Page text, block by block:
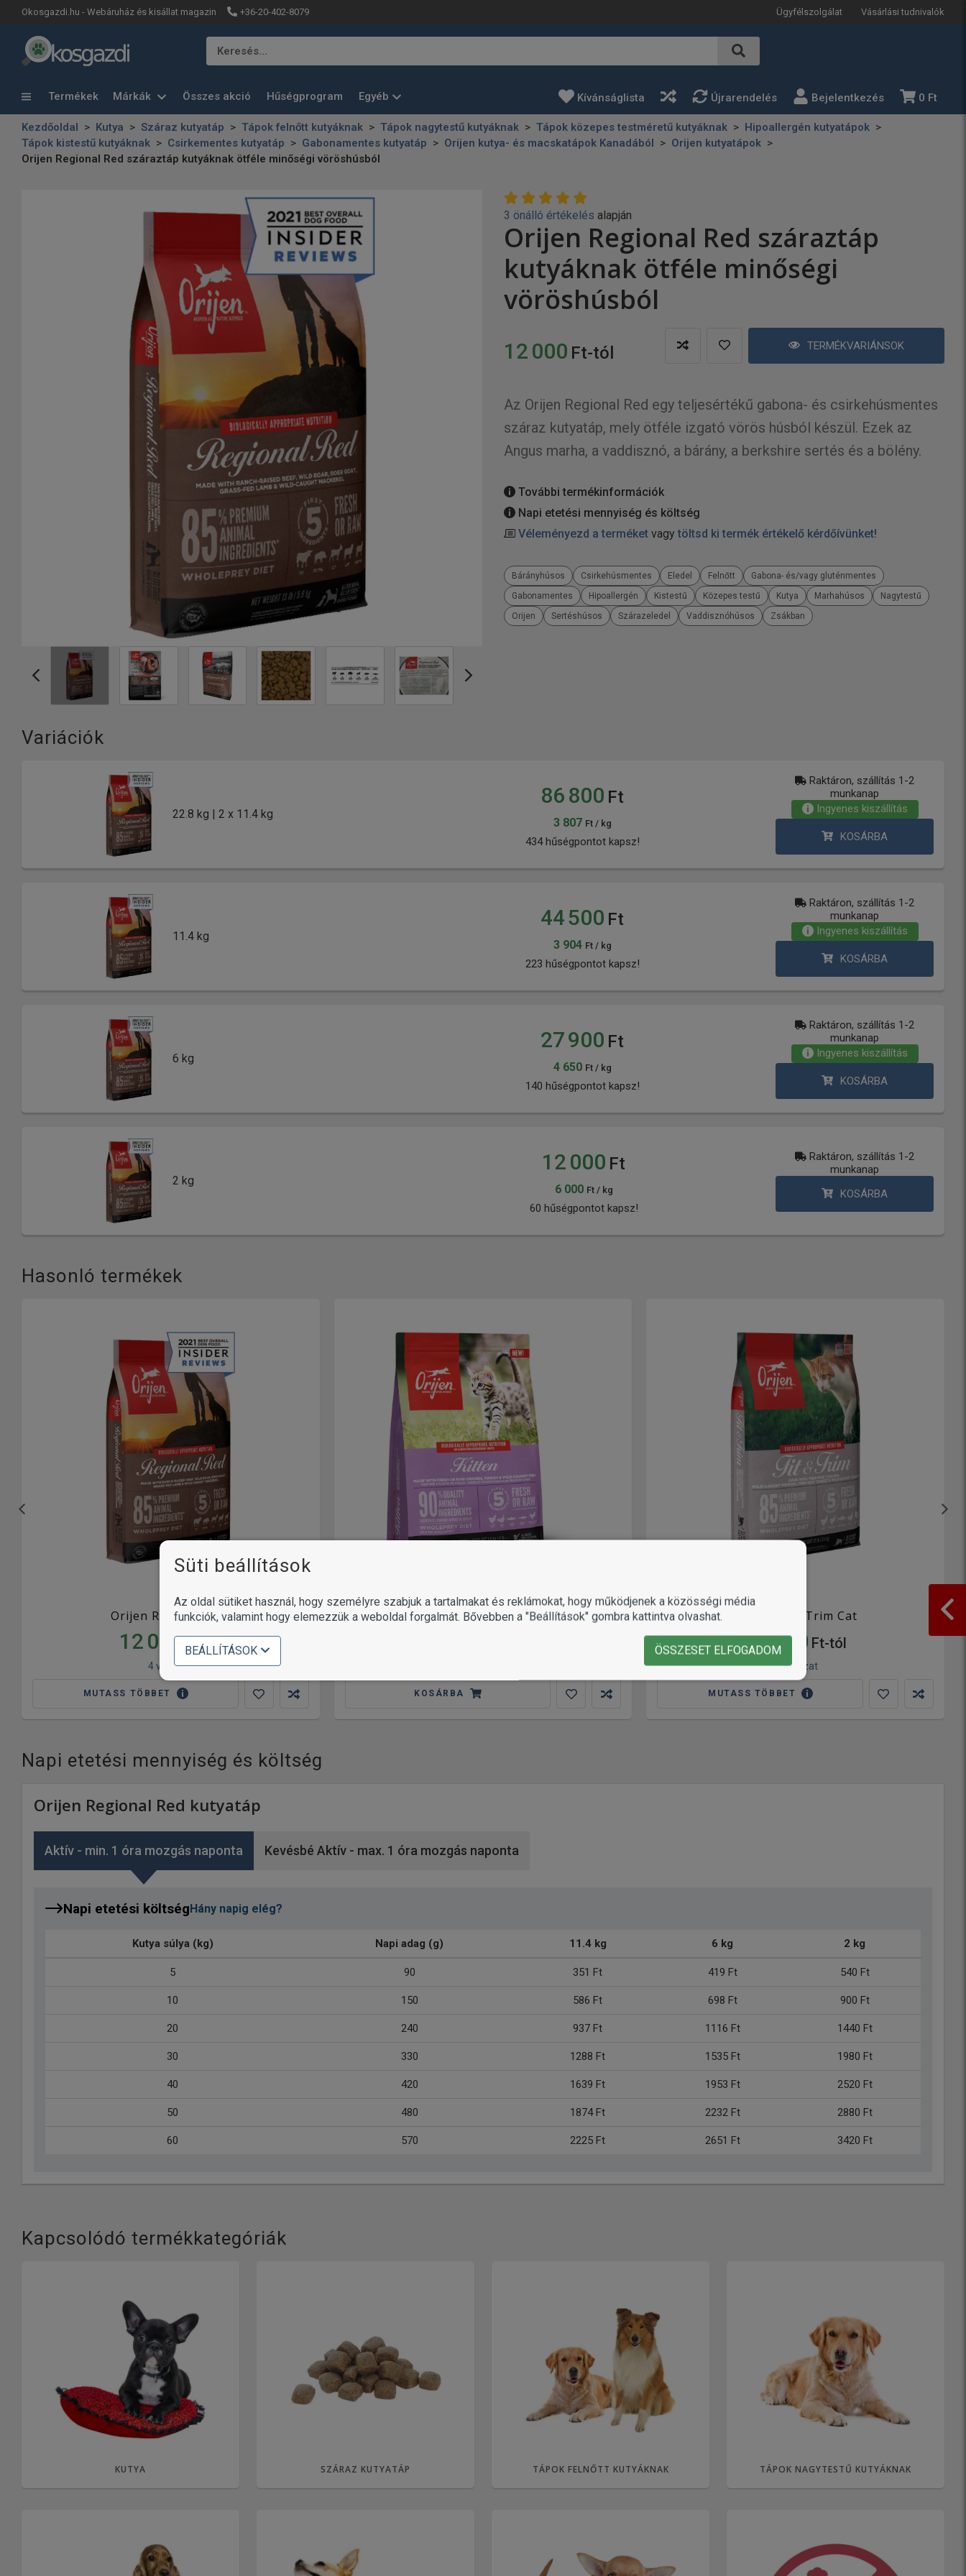
Okosgazdi.hu - Webáruház és kisállat magazin +36-20-402-8079 Ügyfélszolgálat Vásárlási tudnivalók
Keresés…
Termékek Márkák Összes akció Hűségprogram Egyéb Kívánságlista Újrarendelés Bejelentkezés 0 Ft
Kezdőoldal Kutya Száraz kutyatáp Tápok felnőtt kutyáknak Tápok nagytestű kutyáknak Tápok közepes testméretű kutyáknak
Hipoallergén kutyatápok
Tápok kistestű kutyáknak
Csirkementes kutyatáp Gabonamentes kutyatáp Orijen kutya- és macskatápok Kanadából
Orijen kutyatápok
Orijen Regional Red száraztáp kutyáknak ötféle minőségi vöröshúsból
3 önálló értékelés alapján
Orijen Regional Red száraztáp
kutyáknak ötféle minőségi
vöröshúsból
12 000 Ft-tól TERMÉKVARIÁNSOK
Az Orijen Regional Red egy teljesértékű gabona- és csirkehúsmentes
száraz kutyatáp, mely ötféle izgató vörös húsból készül. Ezek az
Angus marha, a vaddisznó, a bárány, a berkshire sertés és a bölény.
További termékinformációk
Napi etetési mennyiség és költség
Véleményezd a terméketvagy töltsd ki termék értékelő kérdőívünket!
Bárányhúsos Csirkehúsmentes Eledel Felnőtt
Gabona- és/vagy gluténmentes
Gabonamentes
Hipoallergén Kistestű Közepes testű Kutya Marhahúsos
Nagytestű
Orijen
Sertéshúsos Szárazeledel Vaddisznóhúsos Zsákban
Variációk
22.8 kg | 2 x 11.4 kg
86 800 Ft
3 807 Ft / kg
434 hűségpontot kapsz!
Raktáron, szállítás 1-2
munkanap
Ingyenes kiszállítás
KOSÁRBA
11.4 kg
44 500 Ft
3 904 Ft / kg
223 hűségpontot kapsz!
Raktáron, szállítás 1-2
munkanap
Ingyenes kiszállítás
KOSÁRBA
6 kg
27 900 Ft
4 650 Ft / kg
140 hűségpontot kapsz!
Raktáron, szállítás 1-2
munkanap
Ingyenes kiszállítás
KOSÁRBA
2 kg
12 000 Ft
6 000 Ft / kg
60 hűségpontot kapsz!
Raktáron, szállítás 1-2
munkanap
KOSÁRBA
Hasonló termékek
Orijen Regional Red
12 000Ft-tól
4 változat
MUTASS TÖBBET
Orijen Kitten Formula 1.8 kg
KOSÁRBA
Orijen Fit & Trim Cat
12 400 Ft-tól
2 változat
MUTASS TÖBBET
Napi etetési mennyiség és költség
Orijen Regional Red kutyatáp
Aktív - min. 1 óra mozgás naponta Kevésbé Aktív - max. 1 óra mozgás naponta
Napi etetési költségHány napig elég?
Kutya súlya (kg) Napi adag (g) 11.4 kg 6 kg 2 kg
5 90 351 Ft 419 Ft 540 Ft
10 150 586 Ft 698 Ft 900 Ft
20 240 937 Ft 1116 Ft 1440 Ft
30 330 1288 Ft 1535 Ft 1980 Ft
40 420 1639 Ft 1953 Ft 2520 Ft
50 480 1874 Ft 2232 Ft 2880 Ft
60 570 2225 Ft 2651 Ft 3420 Ft
Kapcsolódó termékkategóriák
KUTYA SZÁRAZ KUTYATÁP TÁPOK FELNŐTT KUTYÁKNAK TÁPOK NAGYTESTŰ KUTYÁKNAK
Süti beállítások
Az oldal sütiket használ, hogy személyre szabjuk a tartalmakat és reklámokat, hogy működjenek a közösségi média
funkciók, valamint hogy elemezzük a weboldal forgalmát. Bővebben a "Beállítások" gombra kattintva olvashat.
BEÁLLÍTÁSOK ÖSSZESET ELFOGADOM